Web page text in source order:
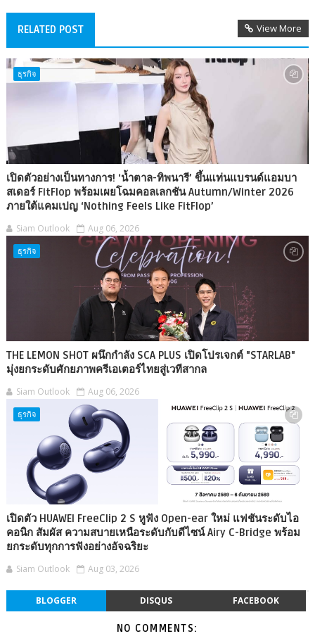
RELATED POST View More
ธุรกิจ
เปิดตัวอย่างเป็นทางการ! ‘น้ำตาล-ทิพนารี’ ขึ้นแท่นแบรนด์แอมบา
สเดอร์ FitFlop พร้อมเผยโฉมคอลเลกชัน Autumn/Winter 2026
ภายใต้แคมเปญ ‘Nothing Feels Like FitFlop’
Siam Outlook Aug 06, 2026
ธุรกิจ
THE LEMON SHOT ผนึกกำลัง SCA PLUS เปิดโปรเจกต์ "STARLAB"
มุ่งยกระดับศักยภาพครีเอเตอร์ไทยสู่เวทีสากล
Siam Outlook Aug 06, 2026
ธุรกิจ
เปิดตัว HUAWEI FreeClip 2 S หูฟัง Open-ear ใหม่ แฟชันระดับไอ
คอนิก สัมผัส ความสบายเหนือระดับกับดีไซน์ Airy C-Bridge พร้อม
ยกระดับทุกการฟังอย่างอัจฉริยะ
Siam Outlook Aug 03, 2026
BLOGGER DISQUS FACEBOOK
NO COMMENTS: